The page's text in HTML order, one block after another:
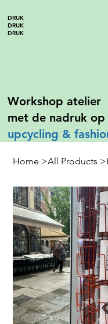
DRUK
DRUK
DRUK
Workshop atelier
met de nadruk op
upcycling &
Home >All Products >